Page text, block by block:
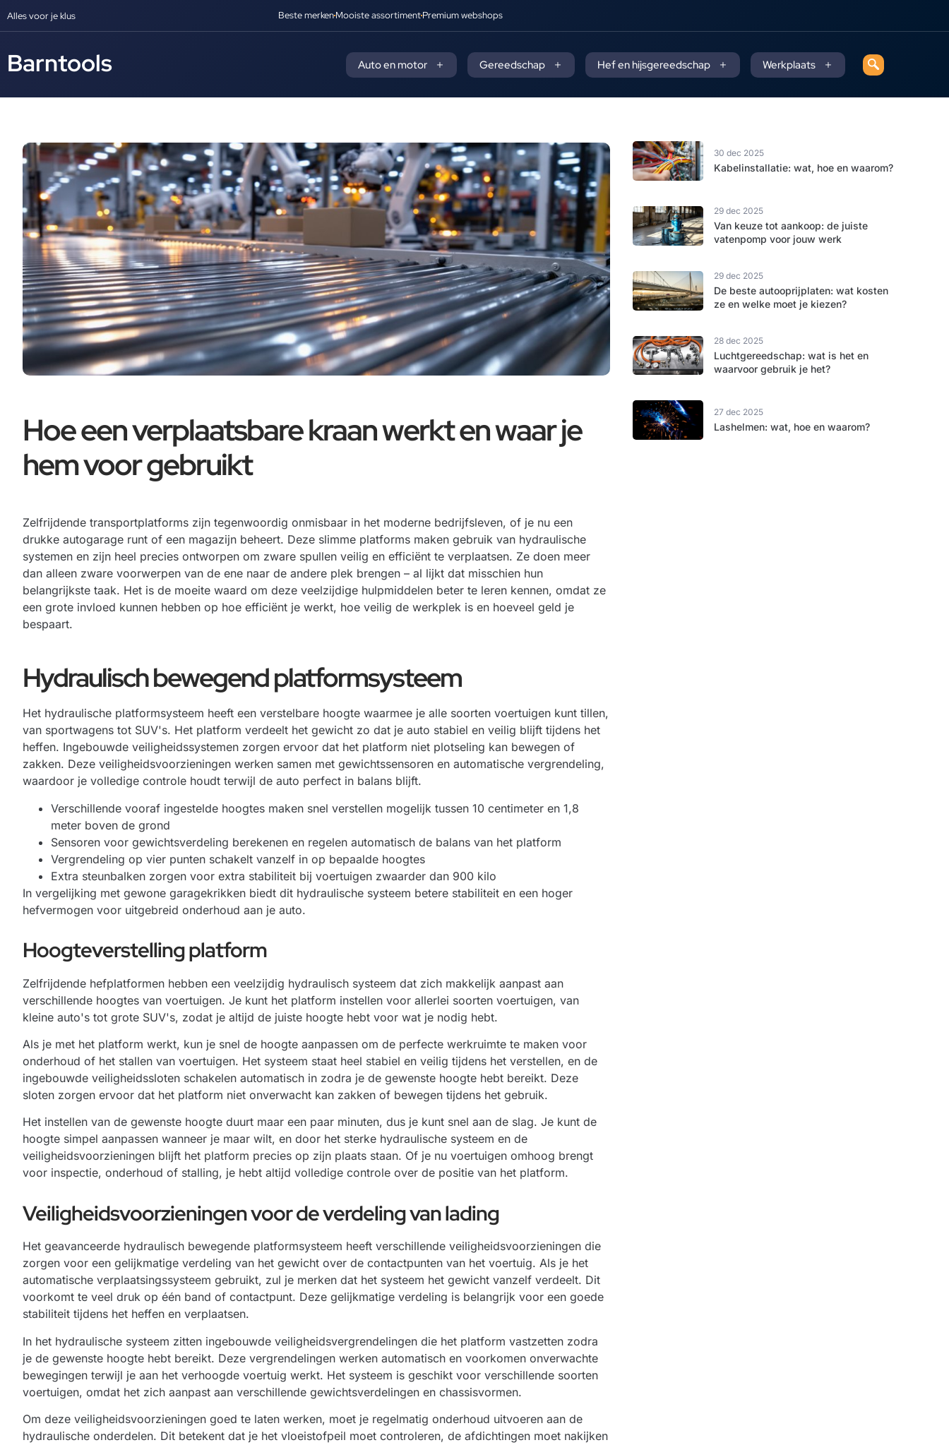
Alles voor je klus Beste merkenMooiste assortimentPremium webshops
Barntools Auto en motor Gereedschap Hef en hijsgereedschap Werkplaats
Hoe een verplaatsbare kraan werkt en waar je
hem voor gebruikt
Zelfrijdende transportplatforms zijn tegenwoordig onmisbaar in het moderne bedrijfsleven, of je nu een
drukke autogarage runt of een magazijn beheert. Deze slimme platforms maken gebruik van hydraulische
systemen en zijn heel precies ontworpen om zware spullen veilig en efficiënt te verplaatsen. Ze doen meer
dan alleen zware voorwerpen van de ene naar de andere plek brengen – al lijkt dat misschien hun
belangrijkste taak. Het is de moeite waard om deze veelzijdige hulpmiddelen beter te leren kennen, omdat ze
een grote invloed kunnen hebben op hoe efficiënt je werkt, hoe veilig de werkplek is en hoeveel geld je
bespaart.
Hydraulisch bewegend platformsysteem
Het hydraulische platformsysteem heeft een verstelbare hoogte waarmee je alle soorten voertuigen kunt tillen,
van sportwagens tot SUV's. Het platform verdeelt het gewicht zo dat je auto stabiel en veilig blijft tijdens het
heffen. Ingebouwde veiligheidssystemen zorgen ervoor dat het platform niet plotseling kan bewegen of
zakken. Deze veiligheidsvoorzieningen werken samen met gewichtssensoren en automatische vergrendeling,
waardoor je volledige controle houdt terwijl de auto perfect in balans blijft.
Verschillende vooraf ingestelde hoogtes maken snel verstellen mogelijk tussen 10 centimeter en 1,8
meter boven de grond
Sensoren voor gewichtsverdeling berekenen en regelen automatisch de balans van het platform
Vergrendeling op vier punten schakelt vanzelf in op bepaalde hoogtes
Extra steunbalken zorgen voor extra stabiliteit bij voertuigen zwaarder dan 900 kilo
In vergelijking met gewone garagekrikken biedt dit hydraulische systeem betere stabiliteit en een hoger
hefvermogen voor uitgebreid onderhoud aan je auto.
Hoogteverstelling platform
Zelfrijdende hefplatformen hebben een veelzijdig hydraulisch systeem dat zich makkelijk aanpast aan
verschillende hoogtes van voertuigen. Je kunt het platform instellen voor allerlei soorten voertuigen, van
kleine auto's tot grote SUV's, zodat je altijd de juiste hoogte hebt voor wat je nodig hebt.
Als je met het platform werkt, kun je snel de hoogte aanpassen om de perfecte werkruimte te maken voor
onderhoud of het stallen van voertuigen. Het systeem staat heel stabiel en veilig tijdens het verstellen, en de
ingebouwde veiligheidssloten schakelen automatisch in zodra je de gewenste hoogte hebt bereikt. Deze
sloten zorgen ervoor dat het platform niet onverwacht kan zakken of bewegen tijdens het gebruik.
Het instellen van de gewenste hoogte duurt maar een paar minuten, dus je kunt snel aan de slag. Je kunt de
hoogte simpel aanpassen wanneer je maar wilt, en door het sterke hydraulische systeem en de
veiligheidsvoorzieningen blijft het platform precies op zijn plaats staan. Of je nu voertuigen omhoog brengt
voor inspectie, onderhoud of stalling, je hebt altijd volledige controle over de positie van het platform.
Veiligheidsvoorzieningen voor de verdeling van lading
Het geavanceerde hydraulisch bewegende platformsysteem heeft verschillende veiligheidsvoorzieningen die
zorgen voor een gelijkmatige verdeling van het gewicht over de contactpunten van het voertuig. Als je het
automatische verplaatsingssysteem gebruikt, zul je merken dat het systeem het gewicht vanzelf verdeelt. Dit
voorkomt te veel druk op één band of contactpunt. Deze gelijkmatige verdeling is belangrijk voor een goede
stabiliteit tijdens het heffen en verplaatsen.
In het hydraulische systeem zitten ingebouwde veiligheidsvergrendelingen die het platform vastzetten zodra
je de gewenste hoogte hebt bereikt. Deze vergrendelingen werken automatisch en voorkomen onverwachte
bewegingen terwijl je aan het verhoogde voertuig werkt. Het systeem is geschikt voor verschillende soorten
voertuigen, omdat het zich aanpast aan verschillende gewichtsverdelingen en chassisvormen.
Om deze veiligheidsvoorzieningen goed te laten werken, moet je regelmatig onderhoud uitvoeren aan de
hydraulische onderdelen. Dit betekent dat je het vloeistofpeil moet controleren, de afdichtingen moet nakijken
30 dec 2025
Kabelinstallatie: wat, hoe en waarom?
29 dec 2025
Van keuze tot aankoop: de juiste
vatenpomp voor jouw werk
29 dec 2025
De beste autooprijplaten: wat kosten
ze en welke moet je kiezen?
28 dec 2025
Luchtgereedschap: wat is het en
waarvoor gebruik je het?
27 dec 2025
Lashelmen: wat, hoe en waarom?